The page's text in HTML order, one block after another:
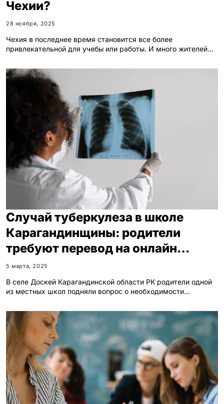
Чехии?
28 ноября, 2025
Чехия в последнее время становится все более
привлекательной для учебы или работы. И много жителей…
Случай туберкулеза в школе
Карагандинщины: родители
требуют перевод на онлайн
обучение
5 марта, 2025
В селе Доскей Карагандинской области РК родители одной
из местных школ подняли вопрос о необходимости…